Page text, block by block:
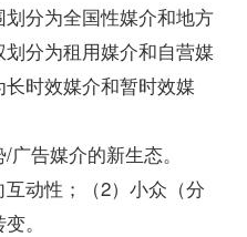
分为全国性媒介和地方
分为租用媒介和自营媒
时效媒介和暂时效媒
告媒介的新生态。
动性；（2）小众（分
。